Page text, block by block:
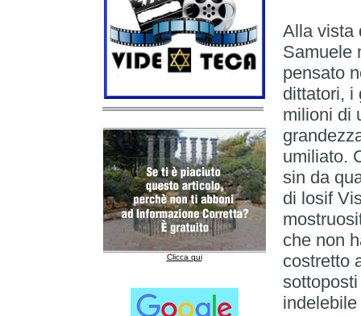
Clicca qui
Alla vista
Samuele
pensato
dittatori, i
milioni di
umiliato.
sin da
di losif
che non
costretto